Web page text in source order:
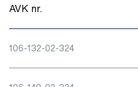
AVK nr.
106-132-02-324